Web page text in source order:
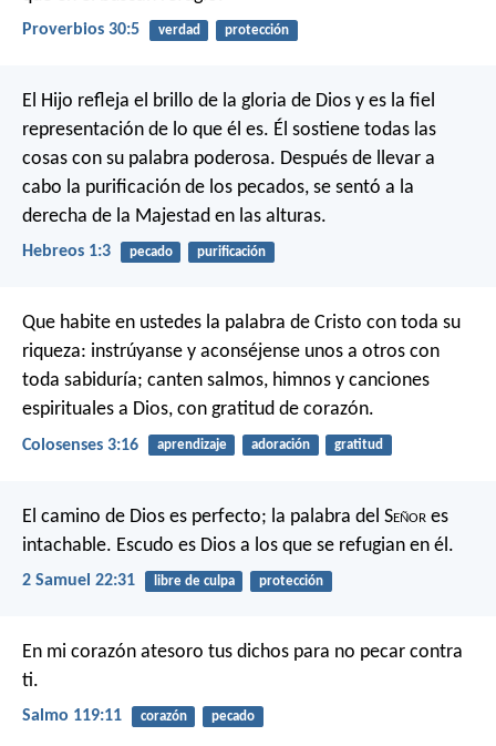
Proverbios 30:5 verdad protección
El Hijo refleja el brillo de la gloria de Dios y es la fiel
representación de lo que él es. Él sostiene todas las
cosas con su palabra poderosa. Después de llevar a
cabo la purificación de los pecados, se sentó a la
derecha de la Majestad en las alturas.
Hebreos 1:3 pecado purificación
Que habite en ustedes la palabra de Cristo con toda su
riqueza: instrúyanse y aconséjense unos a otros con
toda sabiduría; canten salmos, himnos y canciones
espirituales a Dios, con gratitud de corazón.
Colosenses 3:16 aprendizaje adoración gratitud
El camino de Dios es perfecto; la palabra del Señor es
intachable. Escudo es Dios a los que se refugian en él.
2 Samuel 22:31 libre de culpa protección
En mi corazón atesoro tus dichos para no pecar contra
ti.
Salmo 119:11 corazón pecado